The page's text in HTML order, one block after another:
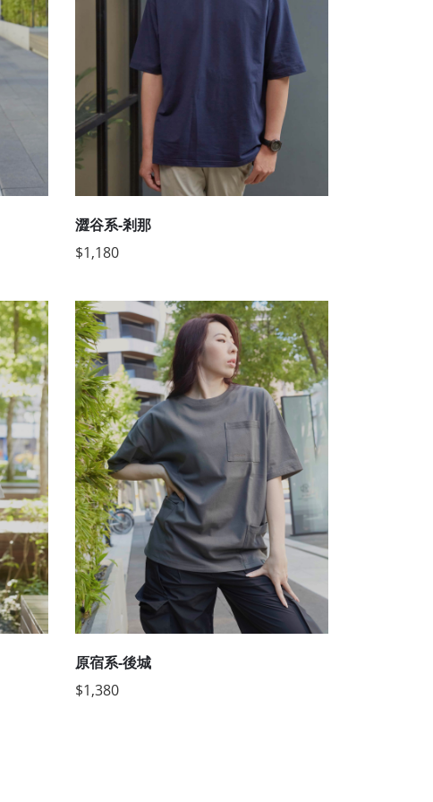
澀谷系-剎那
$1,180
原宿系-後城
$1,380